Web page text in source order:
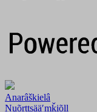
Anarâškielâ
Nuõrttsääʹmǩiõll